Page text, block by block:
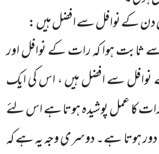
کے نوافل سے افضل ہیں :
ہوا کہ رات کے نوافل اور
سے افضل ہیں ، اس کی ایک
کا عمل پوشیدہ ہوتا ہے اس لئے
ہوتا ہے۔ دوسری وجہ یہ ہے کہ